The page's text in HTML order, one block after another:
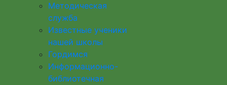
Методическая
служба
Известные ученики
нашей школы
Гордимся
Информационно-
библиотечная